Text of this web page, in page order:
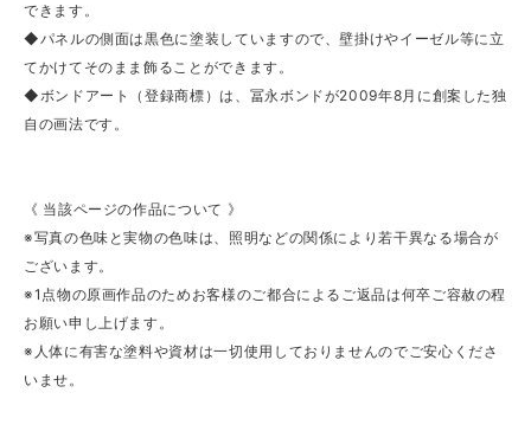
できます。
◆パネルの側面は黒色に塗装していますので、壁掛けやイーゼル等に立
てかけてそのまま飾ることができます。
◆ボンドアート（登録商標）は、冨永ボンドが2009年8月に創案した独
自の画法です。
《 当該ページの作品について 》
※写真の色味と実物の色味は、照明などの関係により若干異なる場合が
ございます。
※1点物の原画作品のためお客様のご都合によるご返品は何卒ご容赦の程
お願い申し上げます。
※人体に有害な塗料や資材は一切使用しておりませんのでご安心くださ
いませ。